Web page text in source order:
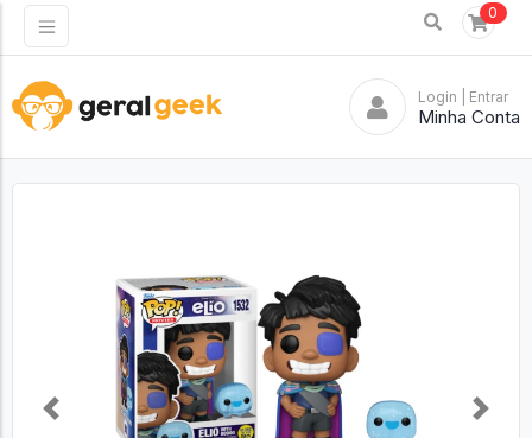
0
Login | Entrar
Minha Conta
Previous Next